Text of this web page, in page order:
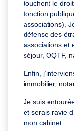
touchent le
fonction
associations).
défense des
associations et
séjour, OQTF,
Enfin,
immobilier,
Je suis
et serais ravie
mon cabinet.